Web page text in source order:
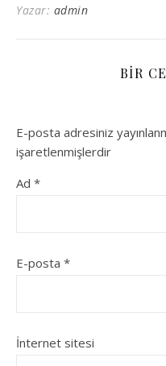
Yazar: admin
BIR
E-posta adresiniz
işaretlenmişlerdir
Ad *
E-posta *
İnternet sitesi